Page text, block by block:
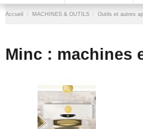
Accueil MACHINES & OUTILS Outils et autres
Minc : machines